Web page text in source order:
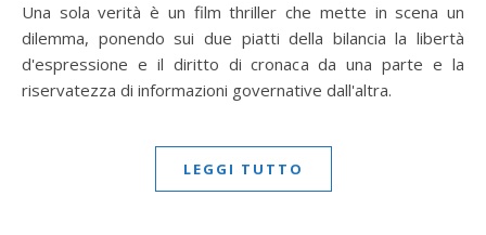
Una sola verità è un film thriller che mette in scena un
dilemma, ponendo sui due piatti della bilancia la libertà
d'espressione e il diritto di cronaca da una parte e la
riservatezza di informazioni governative dall'altra.
LEGGI TUTTO